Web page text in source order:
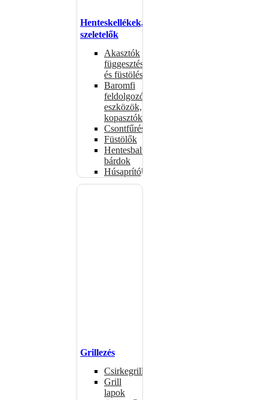
Henteskellékek,
szeletelők
Akasztók
függesztéshez
és füstöléshez
Baromfi
feldolgozó
eszközök,
kopasztók
Csontfűrészek
Füstölők
Hentesbalták,
bárdok
Húsaprítók
Grillezés
Csirkegrillek
Grill
lapok